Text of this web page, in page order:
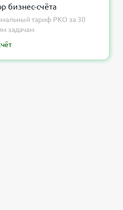
бизнес-счёта
тариф РКО за 30
задачам